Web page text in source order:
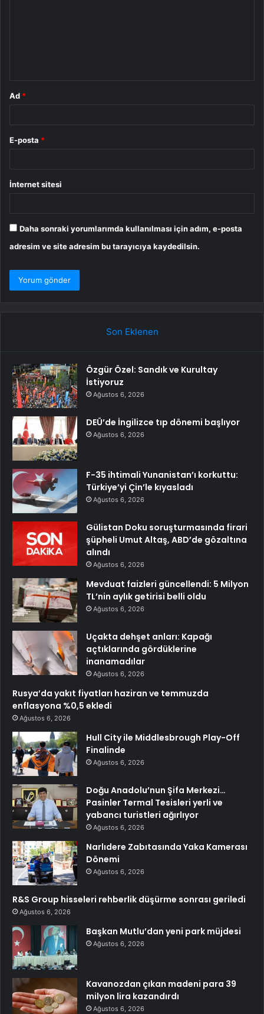
Ad *
E-posta *
İnternet sitesi
Daha sonraki yorumlarımda kullanılması için adım, e-posta
adresim ve site adresim bu tarayıcıya kaydedilsin.
Son Eklenen
Özgür Özel: Sandık ve Kurultay
İstiyoruz
Ağustos 6, 2026
DEÜ’de İngilizce tıp dönemi başlıyor
Ağustos 6, 2026
F-35 ihtimali Yunanistan’ı korkuttu:
Türkiye’yi Çin’le kıyasladı
Ağustos 6, 2026
Gülistan Doku soruşturmasında firari
şüpheli Umut Altaş, ABD’de gözaltına
alındı
Ağustos 6, 2026
Mevduat faizleri güncellendi: 5 Milyon
TL’nin aylık getirisi belli oldu
Ağustos 6, 2026
Uçakta dehşet anları: Kapağı
açtıklarında gördüklerine
inanamadılar
Ağustos 6, 2026
Rusya’da yakıt fiyatları haziran ve temmuzda
enflasyona %0,5 ekledi
Ağustos 6, 2026
Hull City ile Middlesbrough Play-Off
Finalinde
Ağustos 6, 2026
Doğu Anadolu’nun Şifa Merkezi…
Pasinler Termal Tesisleri yerli ve
yabancı turistleri ağırlıyor
Ağustos 6, 2026
Narlıdere Zabıtasında Yaka Kamerası
Dönemi
Ağustos 6, 2026
R&S Group hisseleri rehberlik düşürme sonrası geriledi
Ağustos 6, 2026
Başkan Mutlu’dan yeni park müjdesi
Ağustos 6, 2026
Kavanozdan çıkan madeni para 39
milyon lira kazandırdı
Ağustos 6, 2026